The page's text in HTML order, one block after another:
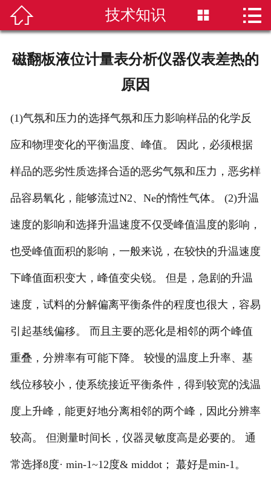
 首页
超声波液位计
液位计选型
新闻资讯
技术知识
 技术知识  
磁翻板液位计量表分析仪器仪表差热的
原因
(1)气氛和压力的选择气氛和压力影响样品的化学反
应和物理变化的平衡温度、峰值。 因此，必须根据
样品的恶劣性质选择合适的恶劣气氛和压力，恶劣样
品容易氧化，能够流过N2、Ne的惰性气体。 (2)升温
速度的影响和选择升温速度不仅受峰值温度的影响，
也受峰值面积的影响，一般来说，在较快的升温速度
下峰值面积变大，峰值变尖锐。 但是，急剧的升温
速度，试料的分解偏离平衡条件的程度也很大，容易
引起基线偏移。 而且主要的恶化是相邻的两个峰值
重叠，分辨率有可能下降。 较慢的温度上升率、基
线位移较小，使系统接近平衡条件，得到较宽的浅温
度上升峰，能更好地分离相邻的两个峰，因此分辨率
较高。 但测量时间长，仪器灵敏度高是必要的。 通
常选择8度· min-1~12度& middot； 蕞好是min-1。